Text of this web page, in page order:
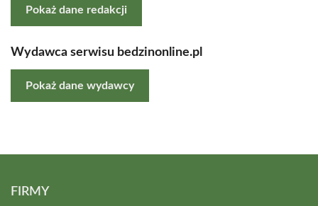
Pokaż dane redakcji
Wydawca serwisu bedzinonline.pl
Pokaż dane wydawcy
FIRMY